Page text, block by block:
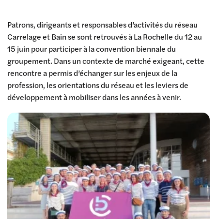
Patrons, dirigeants et responsables d’activités du réseau
Carrelage et Bain se sont retrouvés à La Rochelle du 12 au
15 juin pour participer à la convention biennale du
groupement. Dans un contexte de marché exigeant, cette
rencontre a permis d’échanger sur les enjeux de la
profession, les orientations du réseau et les leviers de
développement à mobiliser dans les années à venir.